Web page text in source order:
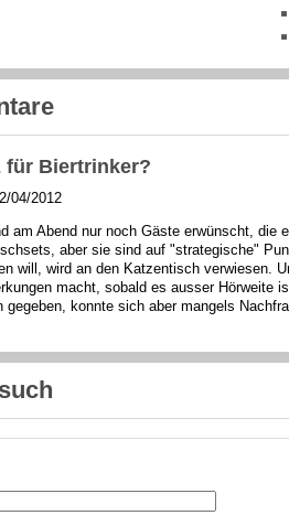
für Biertrinker?
04/2012
am Abend nur noch Gäste erwünscht,
aber sie sind auf "strategische"
will, wird an den Katzentisch verwiesen.
macht, sobald es ausser Hörweite
gegeben, konnte sich aber mangels